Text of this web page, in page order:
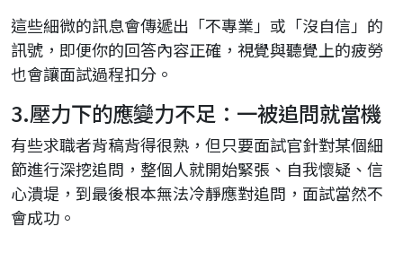
這些細微的訊息會傳遞出「不專業」或「沒自信」的
訊號，即便你的回答內容正確，視覺與聽覺上的疲勞
也會讓面試過程扣分。
3.壓力下的應變力不足：一被追問就當機
有些求職者背稿背得很熟，但只要面試官針對某個細
節進行深挖追問，整個人就開始緊張、自我懷疑、信
心潰堤，到最後根本無法冷靜應對追問，面試當然不
會成功。